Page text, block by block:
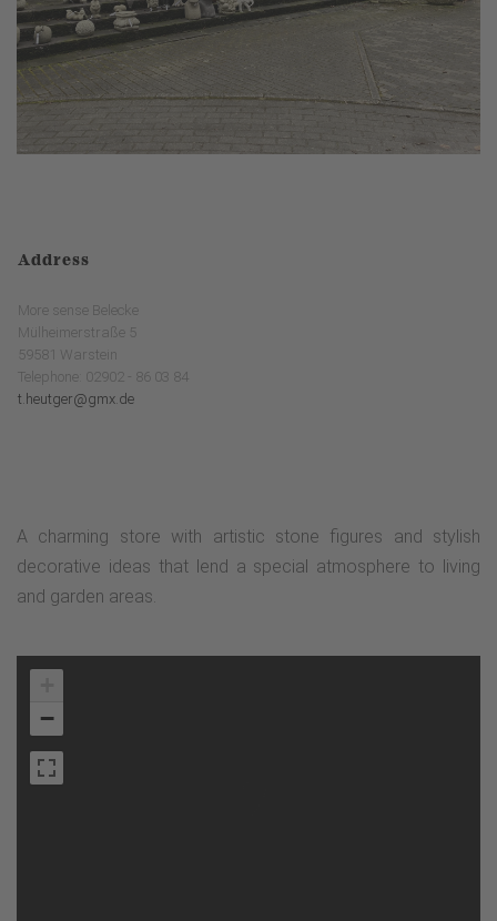
Address
More sense Belecke
Mülheimerstraße 5
59581 Warstein
Telephone: 02902 - 86 03 84
t.heutger@gmx.de
A charming store with artistic stone figures and stylish
decorative ideas that lend a special atmosphere to living
and garden areas.
−